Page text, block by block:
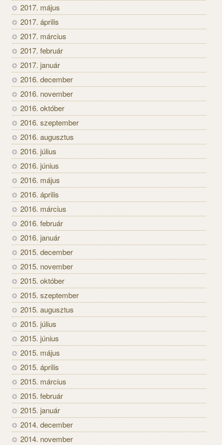
2017. május
2017. április
2017. március
2017. február
2017. január
2016. december
2016. november
2016. október
2016. szeptember
2016. augusztus
2016. július
2016. június
2016. május
2016. április
2016. március
2016. február
2016. január
2015. december
2015. november
2015. október
2015. szeptember
2015. augusztus
2015. július
2015. június
2015. május
2015. április
2015. március
2015. február
2015. január
2014. december
2014. november